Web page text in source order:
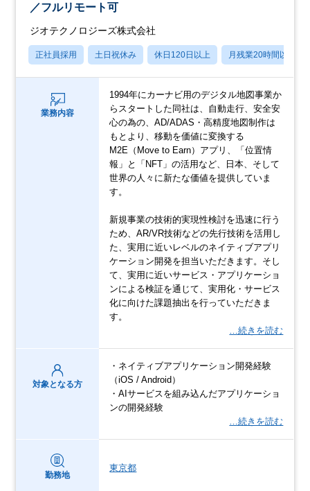
／フルリモート可
ジオテクノロジーズ株式会社
正社員採用 土日祝休み 休日120日以上 月残業20時間以内
業務内容
1994年にカーナビ用のデジタル地図事業か
らスタートした同社は、自動走行、安全安
心の為の、AD/ADAS・高精度地図制作は
もとより、移動を価値に変換する
M2E（Move to Earn）アプリ、「位置情
報」と「NFT」の活用など、日本、そして
世界の人々に新たな価値を提供していま
す。
新規事業の技術的実現性検討を迅速に行う
ため、AR/VR技術などの先行技術を活用し
た、実用に近いレベルのネイティブアプリ
ケーション開発を担当いただきます。そし
て、実用に近いサービス・アプリケーショ
ンによる検証を通じて、実用化・サービス
化に向けた課題抽出を行っていただきま
す。
…続きを読む
対象となる方
・ネイティブアプリケーション開発経験
（iOS / Android）
・AIサービスを組み込んだアプリケーショ
ンの開発経験
…続きを読む
勤務地
東京都